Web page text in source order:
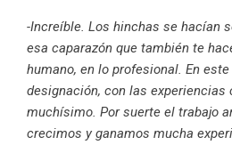
-Increíble. Los hinchas se hacían
esa caparazón que también te
humano, en lo profesional. En
designación, con las
muchísimo. Por suerte el trabajo
crecimos y ganamos mucha